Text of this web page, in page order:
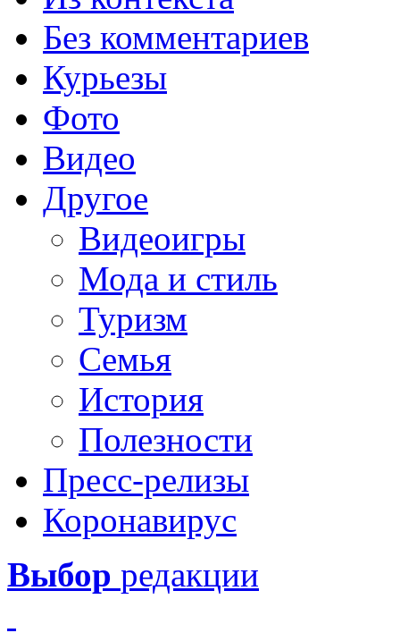
Без комментариев
Курьезы
Фото
Видео
Другое
Видеоигры
Мода и стиль
Туризм
Семья
История
Полезности
Пресс-релизы
Коронавирус
Выбор редакции